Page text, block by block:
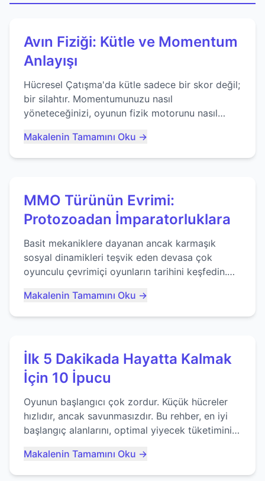
Avın Fiziği: Kütle ve Momentum
Anlayışı
Hücresel Çatışma'da kütle sadece bir skor değil;
bir silahtır. Momentumunuzu nasıl
yöneteceğinizi, oyunun fizik motorunu nasıl
ustalaşacağınızı öğrenin...
Makalenin Tamamını Oku →
MMO Türünün Evrimi:
Protozoadan İmparatorluklara
Basit mekaniklere dayanan ancak karmaşık
sosyal dinamikleri teşvik eden devasa çok
oyunculu çevrimiçi oyunların tarihini keşfedin.
Makalenin Tamamını Oku →
İlk 5 Dakikada Hayatta Kalmak
İçin 10 İpucu
Oyunun başlangıcı çok zordur. Küçük hücreler
hızlıdır, ancak savunmasızdır. Bu rehber, en iyi
başlangıç alanlarını, optimal yiyecek tüketimini
kaçınacağınızı anlatıyor...
Makalenin Tamamını Oku →